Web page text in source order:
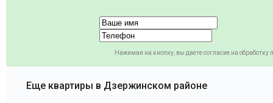
Нажимая на кнопку, вы даете согласие на
Еще квартиры в Дзержинском районе